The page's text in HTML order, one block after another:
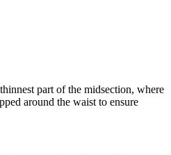
part of the midsection, where
around the waist to ensure